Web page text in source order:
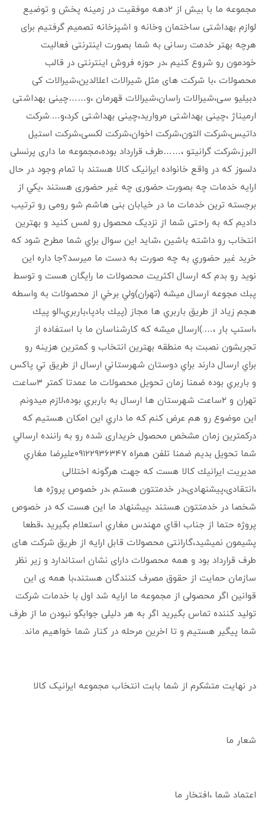
مجموعه ما با بیش از ۲دهه موفقیت در زمینه پخش و توضیع
لوازم بهداشتی ساختمان وخانه و اشپزخانه تصمیم گرفتیم برای
هرچه بهتر خدمت رسانی به شما بصورت اینترنتی فعالیت
خودمون رو شروع کنیم ،در حوزه فروش اینترنتی در قالب
محصولات ،با شرکت های مثل شیرالات اعلالدین،شیرالات کی
دبیلیو سی،شیرالات راسان،شیرالات قهرمان ،و……چینی بهداشتی
ارمیناژ ،چینی بهداشتی مروارید،چینی بهداشتی کرد،و….شرکت
داتیس،شرکت التون،شرکت اخوان،شرکت لکسی،شرکت استیل
البرز،شرکت گرانیتو ،……طرف قرارداد بوده،مجموعه ما داری پرنسلی
دلسوز که در واقع خانواده ایرانیک کالا هستند با تمام وجود در حال
ارایه خدمات چه بصورت حضوری چه غیر حضوری هستند ،يكي از
برجسته ترين خدمات ما در خیابان بنی هاشم شو رومی رو ترتیب
دادیم که به راحتی شما از نزدیک محصول رو لمس کنید و بهترین
انتخاب رو داشته باشین ،شايد اين سوال براي شما مطرح شود كه
خريد غير حضوري به چه صورت به دست ما ميرسد؟جا داره اين
نويد رو بدم كه ارسال اكثريت محصولات ما رايگان هست و توسط
پبك مجوعه ارسال ميشه (تهران)ولي برخي از محصولات به واسطه
هجم زياد از طریق باربري ها مجاز (پيك بادپا،باربري،الو پيك
،استپ بار ،….)ارسال ميشه كه كارشناسان ما با استفاده از
تجربشون نصبت به منطقه بهترين انتخاب و كمترين هزينه رو
براي ارسال دارند براي دوستان شهرستاني ارسال از طريق تي پاكس
و باربري بوده ضمنا زمان تحويل محصولات ما عمدتا كمتر ٣ساعت
تهران و ٢ساعت شهرستان ها ارسال به باربري بوده،لازم ميدونم
اين موضوع رو هم عرض كنم كه ما داري این امکان هستيم كه
دركمترين زمان مشخص محصول خریداری شده رو به راننده ارسالي
شما تحويل بديم ضمنا تلفن همراه ۰۹۱۲۲۹۳۶۳۴۷عليرضا مغاري
مديريت ايرانيك كالا هست که جهت هرگونه اختلالی
،انتقادی،پیشنهادی،در خدمتتون هستم ،در خصوص پروژه ها
شخصا در خدمتتون هستند ،پیشنهاد ما این هست که در خصوص
پروژه حتما از جناب اقاي مهندس مغاري استعلام بگیرید ،قطعا
پشیمون نمیشید،گارانتی محصولات قابل ارایه از طریق شرکت های
طرف قرارداد بود و همه محصولات دارای نشان استاندارد و زیر نظر
سازمان حمایت از حقوق مصرف کنندگان هستند،با همه ی این
قوانین اگر محصولی از مجموعه ما ارایه شد اول با خدمات شرکت
تولید کننده تماس بگیرید اگر به هر دلیلی جوابگو نبودن ما از طرف
شما پیگیر هستیم و تا اخرین مرحله در کنار شما خواهیم ماند.
در نهایت متشکرم از شما بابت انتخاب مجموعه ایرانیک کالا
شعار ما
اعتماد شما ،افتخار ما